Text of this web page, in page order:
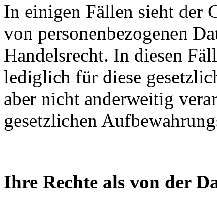
In einigen Fällen sieht der
von personenbezogenen
Handelsrecht. In diesen
lediglich für diese
aber nicht anderweitig
gesetzlichen
Ihre Rechte als von der